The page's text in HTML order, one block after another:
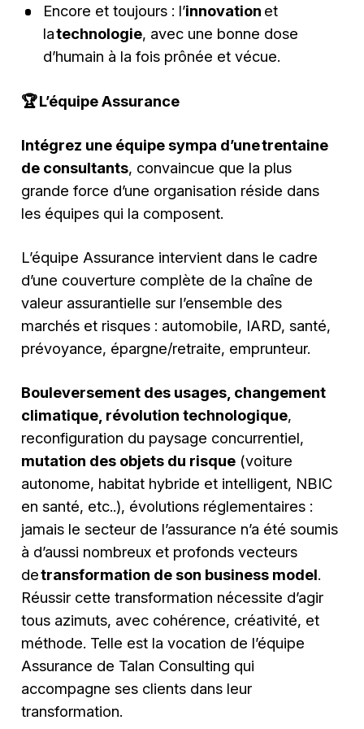
Encore et toujours : l’innovation et
latechnologie, avec une bonne dose
d’humain à la fois prônée et vécue.
🏆 L’équipe Assurance
Intégrez une équipe sympa d’une trentaine
de consultants, convaincue que la plus
grande force d’une organisation réside dans
les équipes qui la composent.
L’équipe Assurance intervient dans le cadre
d’une couverture complète de la chaîne de
valeur assurantielle sur l’ensemble des
marchés et risques : automobile, IARD, santé,
prévoyance, épargne/retraite, emprunteur.
Bouleversement des usages, changement
climatique, révolution technologique,
reconfiguration du paysage concurrentiel,
mutation des objets du risque (voiture
autonome, habitat hybride et intelligent, NBIC
en santé, etc..), évolutions réglementaires :
jamais le secteur de l’assurance n’a été soumis
à d’aussi nombreux et profonds vecteurs
detransformation de son business model.
Réussir cette transformation nécessite d’agir
tous azimuts, avec cohérence, créativité, et
méthode. Telle est la vocation de l’équipe
Assurance de Talan Consulting qui
accompagne ses clients dans leur
transformation.